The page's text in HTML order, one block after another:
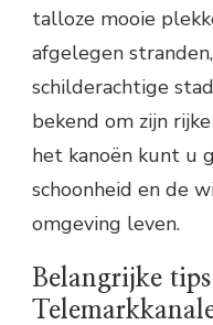
talloze mooie
afgelegen
schilderachtige
bekend om zijn
het kanoën kunt u
schoonheid en de
omgeving leven.
Belangrijke